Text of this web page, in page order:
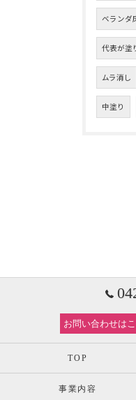
ベランダ
代表が塗
ムラ消し
中塗り
お問い合わせは
TOP
事業内容